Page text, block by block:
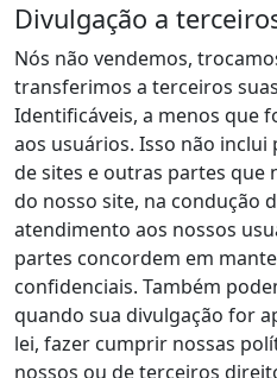
Divulgação a
Nós não vendemos,
transferimos a terceiros
Identificáveis, a menos que
aos usuários. Isso não
de sites e outras partes que
do nosso site, na condução
atendimento aos nossos
partes concordem em
confidenciais. Também
quando sua divulgação for
lei, fazer cumprir nossas
nossos ou de terceiros